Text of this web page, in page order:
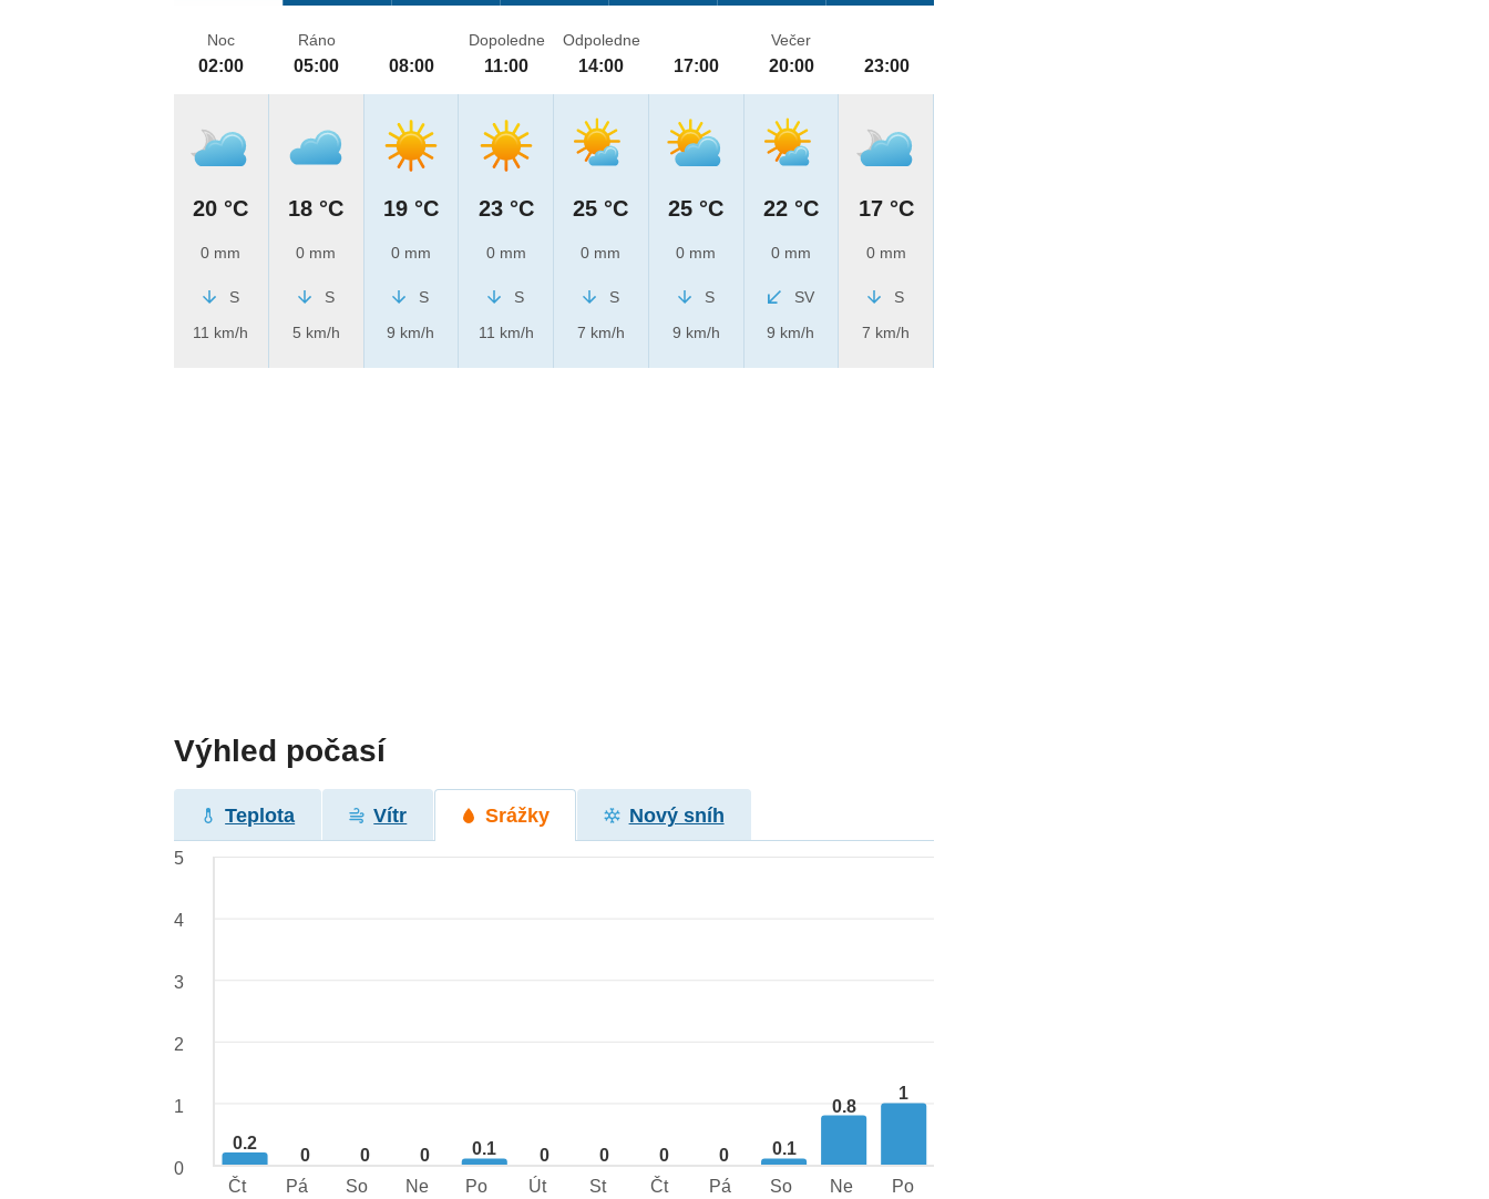
Noc
02:00
20 °C
0 mm
S
11 km/h
Ráno
05:00
18 °C
0 mm
S
5 km/h
08:00
19 °C
0 mm
S
9 km/h
Dopoledne
11:00
23 °C
0 mm
S
11 km/h
Odpoledne
14:00
25 °C
0 mm
S
7 km/h
17:00
25 °C
0 mm
S
9 km/h
Večer
20:00
22 °C
0 mm
SV
9 km/h
23:00
17 °C
0 mm
S
7 km/h
Výhled počasí
Teplota Vítr Srážky Nový sníh
0.2
0 0 0 0.1 0 0 0 0 0.1
0.8
1
5
4
3
2
1
0
Čt
Pá So Ne Po Út St Čt Pá So Ne Po